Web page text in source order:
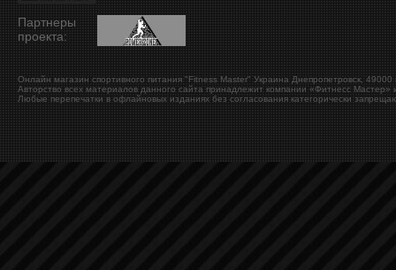
Партнеры
проекта:
Онлайн магазин спортивного питания "Fitness Master" Украина Днепропетровск, 49000
Авторство всех материалов данного сайта принадлежит компании «Фитнесс Мастер»
Любые перепечатки в офлайновых изданиях без согласования категорически